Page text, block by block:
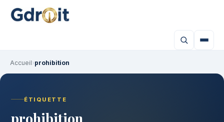
Accueil›prohibition
ÉTIQUETTE
prohibition